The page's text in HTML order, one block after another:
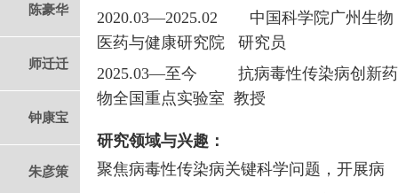
陈豪华
师迁迁
钟康宝
朱彦策
2020.03—2025.02 中国科学院广州生物
医药与健康研究院 研究员
2025.03—至今 抗病毒性传染病创新药
物全国重点实验室 教授
研究领域与兴趣：
聚焦病毒性传染病关键科学问题，开展病